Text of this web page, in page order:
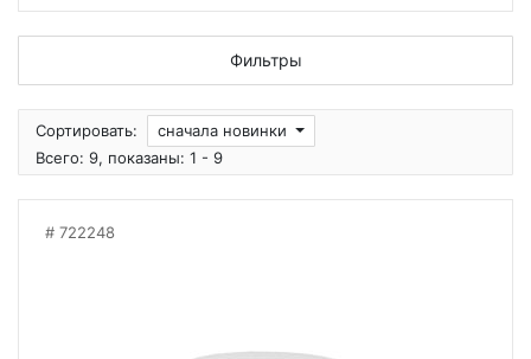
Фильтры
Сортировать:
сначала новинки
Всего: 9, показаны: 1 - 9
722248